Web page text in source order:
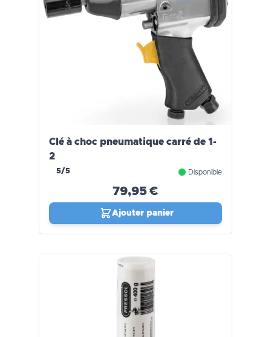
Clé à choc pneumatique carré de 1-
2
5/5 Disponible
79,95 €
Ajouter panier